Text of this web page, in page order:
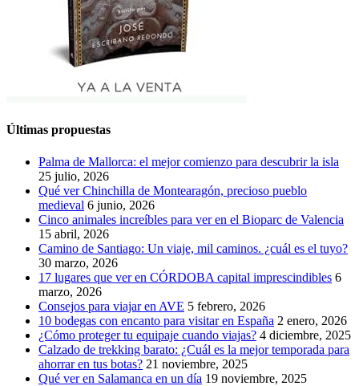
Últimas propuestas
Palma de Mallorca: el mejor comienzo para descubrir la isla
25 julio, 2026
Qué ver Chinchilla de Montearagón, precioso pueblo
medieval 6 junio, 2026
Cinco animales increíbles para ver en el Bioparc de Valencia
15 abril, 2026
Camino de Santiago: Un viaje, mil caminos. ¿cuál es el tuyo?
30 marzo, 2026
17 lugares que ver en CÓRDOBA capital imprescindibles 6
marzo, 2026
Consejos para viajar en AVE 5 febrero, 2026
10 bodegas con encanto para visitar en España 2 enero, 2026
¿Cómo proteger tu equipaje cuando viajas? 4 diciembre, 2025
Calzado de trekking barato: ¿Cuál es la mejor temporada para
ahorrar en tus botas? 21 noviembre, 2025
Qué ver en Salamanca en un día 19 noviembre, 2025